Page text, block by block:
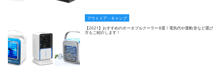
アウトドア・キャンプ
【2021】おすすめのポータブルクーラー8選！電気代や運動音など選び
方もご紹介します！